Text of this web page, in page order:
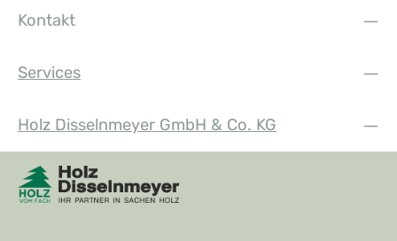
Kontakt
Services
Holz Disselnmeyer GmbH & Co. KG